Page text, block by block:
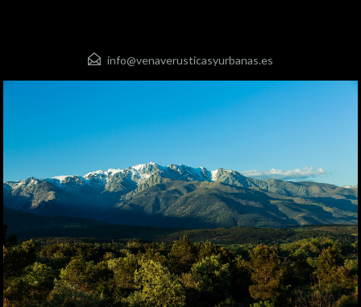
info@venaverusticasyurbanas.es